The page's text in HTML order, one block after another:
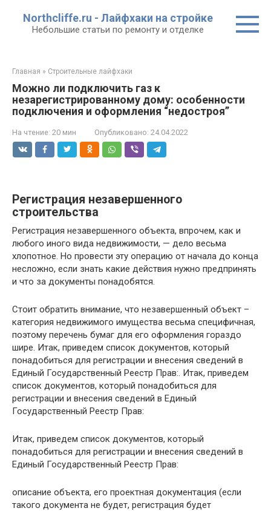
контенту
Northcliffe.ru - Лайфхаки на стройке
Небольшие статьи по ремонту и отделке
Главная » Строительные лайфхаки
Можно ли подключить газ к
незарегистрированному дому: особенности
подключения и оформления “недостроя”
На чтение: 20 мин Опубликовано: 24.04.2022
Регистрация незавершенного
строительства
Регистрация незавершенного объекта, впрочем, как и
любого иного вида недвижимости, — дело весьма
хлопотное. Но провести эту операцию от начала до конца
несложно, если знать какие действия нужно предпринять
и что за документы понадобятся.
Стоит обратить внимание, что незавершенный объект –
категория недвижимого имущества весьма специфичная,
поэтому перечень бумаг для его оформления гораздо
шире. Итак, приведем список документов, который
понадобиться для регистрации и внесения сведений в
Единый Государственный Реестр Прав:. Итак, приведем
список документов, который понадобиться для
регистрации и внесения сведений в Единый
Государственный Реестр Прав:
Итак, приведем список документов, который
понадобиться для регистрации и внесения сведений в
Единый Государственный Реестр Прав:
описание объекта, его проектная документация (если
такого документа не будет, регистрация будет